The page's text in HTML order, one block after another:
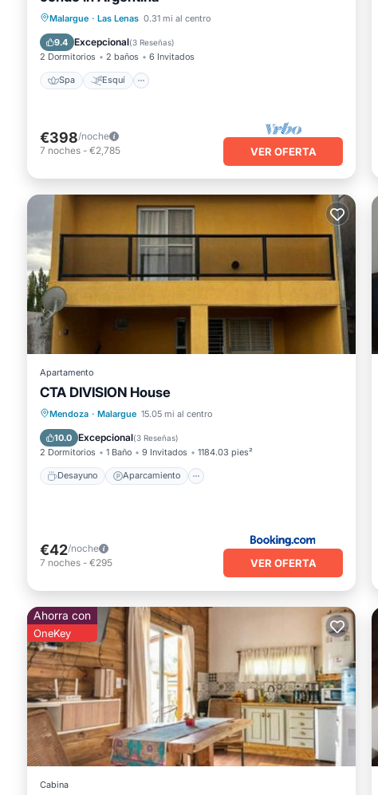
Malargue · Las Lenas 0.31 mi al centro
9.4 Excepcional(3 Reseñas)
2 Dormitorios 2 baños 6 Invitados
Spa Esquí
Spa Esquí
€398/noche
7 noches - €2,785 VER OFERTA
Apartamento
CTA DIVISION House
Mendoza · Malargue 15.05 mi al centro
10.0 Excepcional(3 Reseñas)
2 Dormitorios 1 Baño 9 Invitados 1184.03 pies²
Desayuno Aparcamiento
Desayuno
Aparcamiento
Balcón/Terraza
€42/noche
7 noches - €295 VER OFERTA
Ahorra con
OneKey
Cabina